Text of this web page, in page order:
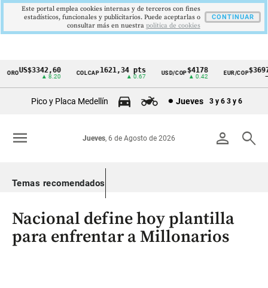
Cintillo
Colombia
OROUS$3342,60
▲ 8.20
COLCAP1621,34 pts
▲ 0.67
USD/COP$4178
▲ 0.42
EUR/COP$3697
Pico y Placa Medellín Jueves 3 y 6 3 y 6
person search
Jueves, 6 de Agosto de 2026
menu
Temas recomendados
Nacional define hoy plantilla
para enfrentar a Millonarios
Este portal emplea cookies internas y de terceros con fines
estadísticos, funcionales y publicitarios. Puede aceptarlas o
consultar más en nuestra politica de cookies
CONTINUAR